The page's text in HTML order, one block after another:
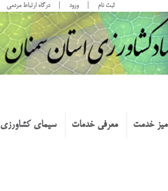
ثبت نام ورود درگاه ارتباط مردمی
میز خدمت معرفی خدمات سیمای کشاورزی